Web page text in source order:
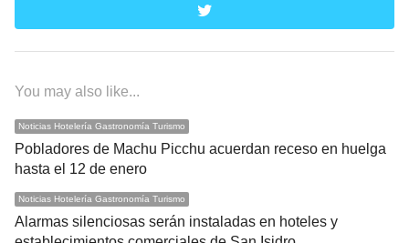
twitter
You may also like...
Noticias Hotelería Gastronomía Turismo
Pobladores de Machu Picchu acuerdan receso en huelga
hasta el 12 de enero
Noticias Hotelería Gastronomía Turismo
Alarmas silenciosas serán instaladas en hoteles y